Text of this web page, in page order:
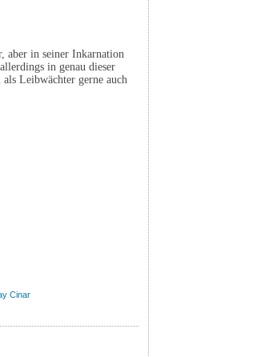
aber in seiner Inkarnation
in genau dieser
Leibwächter gerne auch
Cinar